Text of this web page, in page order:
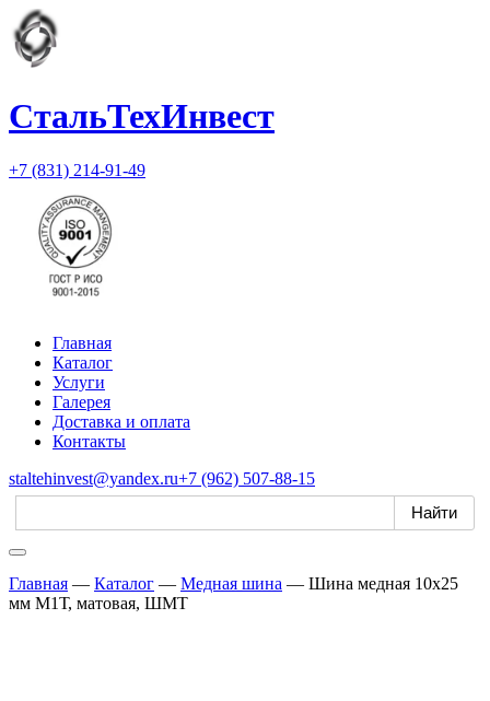
СтальТехИнвест
+7 (831) 214-91-49
Главная
Каталог
Услуги
Галерея
Доставка и оплата
Контакты
staltehinvest@yandex.ru+7 (962) 507-88-15
Главная — Каталог — Медная шина — Шина медная 10х25
мм М1Т, матовая, ШМТ